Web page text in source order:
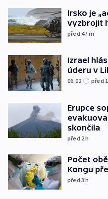
Irsko je
vyzbrojit
před 47 m
Izrael
úderu v
06:02 před
Erupce
skončila
před 2h
Počet
Kongu
před 3h